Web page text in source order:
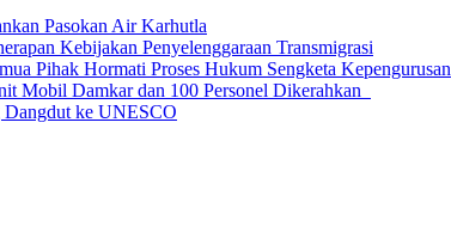
Pasokan Air Karhutla
Kebijakan Penyelenggaraan Transmigrasi
Pihak Hormati Proses Hukum Sengketa Kepengurusan
Mobil Damkar dan 100 Personel Dikerahkan
ke UNESCO